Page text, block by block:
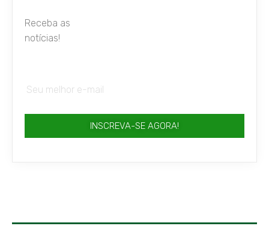
Receba as
notícias!
INSCREVA-SE AGORA!